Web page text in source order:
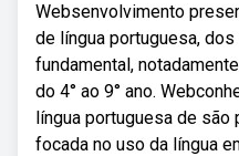
Websenvolvimento
de língua portuguesa,
fundamental,
do 4° ao 9° ano.
língua portuguesa de são
focada no uso da língua